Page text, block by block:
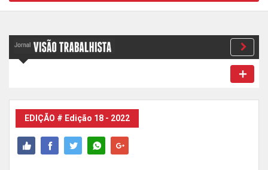
EDIÇÃO # Edição 18 - 2022